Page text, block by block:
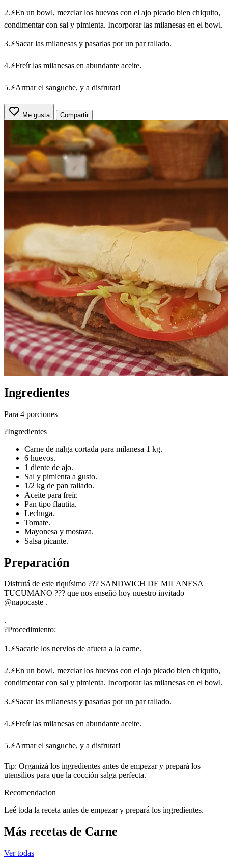
2.⚡En un bowl, mezclar los huevos con el ajo picado bien chiquito,
condimentar con sal y pimienta. Incorporar las milanesas en el bowl.
3.⚡Sacar las milanesas y pasarlas por un par rallado.
4.⚡Freír las milanesas en abundante aceite.
5.⚡Armar el sanguche, y a disfrutar!
Me gusta Compartir
Ingredientes
Para 4 porciones
?Ingredientes
Carne de nalga cortada para milanesa 1 kg.
6 huevos.
1 diente de ajo.
Sal y pimienta a gusto.
1/2 kg de pan rallado.
Aceite para freír.
Pan tipo flautita.
Lechuga.
Tomate.
Mayonesa y mostaza.
Salsa picante.
Preparación
Disfrutá de este riquísimo ??? SANDWICH DE MILANESA
TUCUMANO ??? que nos enseñó hoy nuestro invitado
@napocaste .
.
?Procedimiento:
1.⚡Sacarle los nervios de afuera a la carne.
2.⚡En un bowl, mezclar los huevos con el ajo picado bien chiquito,
condimentar con sal y pimienta. Incorporar las milanesas en el bowl.
3.⚡Sacar las milanesas y pasarlas por un par rallado.
4.⚡Freír las milanesas en abundante aceite.
5.⚡Armar el sanguche, y a disfrutar!
Tip: Organizá los ingredientes antes de empezar y prepará los
utensilios para que la cocción salga perfecta.
Recomendacion
Leé toda la receta antes de empezar y prepará los ingredientes.
Más recetas de Carne
Ver todas